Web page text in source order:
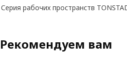
Серия рабочих пространств
Рекомендуем вам